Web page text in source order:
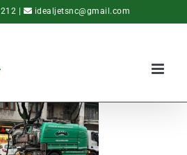
idealjetsnc@gmail.com
Pronto Intervento
Spurghi Nova